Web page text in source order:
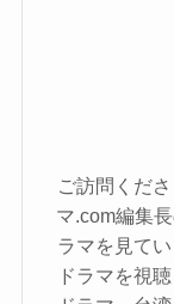
ご訪問くだ
マ.com編集
ラマを見て
ドラマを視